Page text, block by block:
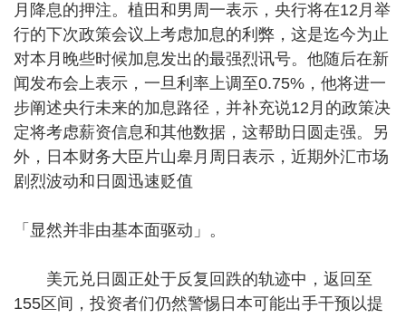
月降息的押注。植田和男周一表示，央行将在12月举
行的下次政策会议上考虑加息的利弊，这是迄今为止
对本月晚些时候加息发出的最强烈讯号。他随后在新
闻发布会上表示，一旦利率上调至0.75%，他将进一
步阐述央行未来的加息路径，并补充说12月的政策决
定将考虑薪资信息和其他数据，这帮助日圆走强。另
外，日本财务大臣片山皋月周日表示，近期外汇市场
剧烈波动和日圆迅速贬值
「显然并非由基本面驱动」。
美元兑日圆正处于反复回跌的轨迹中，返回至
155区间，投资者们仍然警惕日本可能出手干预以提